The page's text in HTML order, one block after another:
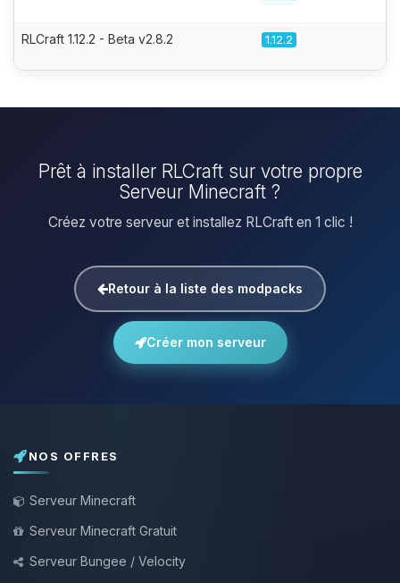
RLCraft 1.12.2 - Beta v2.8.2 1.12.2
Prêt à installer RLCraft sur votre propre
Serveur Minecraft ?
Créez votre serveur et installez RLCraft en 1 clic !
Retour à la liste des modpacks
Créer mon serveur
NOS OFFRES
Serveur Minecraft
Serveur Minecraft Gratuit
Serveur Bungee / Velocity